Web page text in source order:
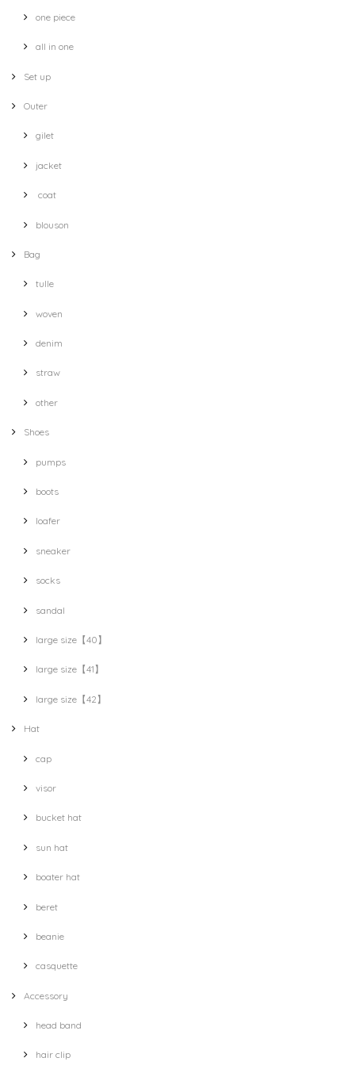
one piece
all in one
Set up
Outer
gilet
jacket
coat
blouson
Bag
tulle
woven
denim
straw
other
Shoes
pumps
boots
loafer
sneaker
socks
sandal
large size【40】
large size【41】
large size【42】
Hat
cap
visor
bucket hat
sun hat
boater hat
beret
beanie
casquette
Accessory
head band
hair clip